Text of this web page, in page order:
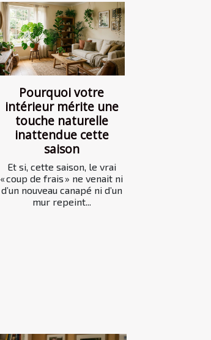
Pourquoi votre
intérieur mérite une
touche naturelle
inattendue cette
saison
Et si, cette saison, le vrai
« coup de frais » ne venait ni
d’un nouveau canapé ni d’un
mur repeint...